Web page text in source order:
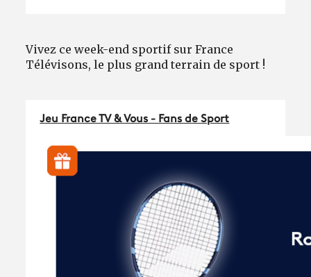
Vivez ce week-end sportif sur France
Télévisons, le plus grand terrain de sport !
Jeu France TV & Vous - Fans de Sport